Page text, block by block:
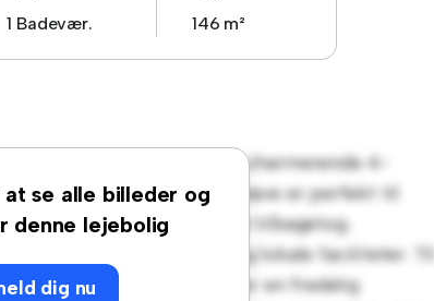
1 Badevær. 146 m²
se alle billeder og
denne lejebolig
dig nu
Alle 4B, 6760 Ribe! Dette charmerende 4-
miljø. Den store baghave er perfekt til
interiør giver et behageligt tilbagetog.
adgang til parker, skoler og lokale faciliteter. Til
ideelt for dem, der søger en fredelig